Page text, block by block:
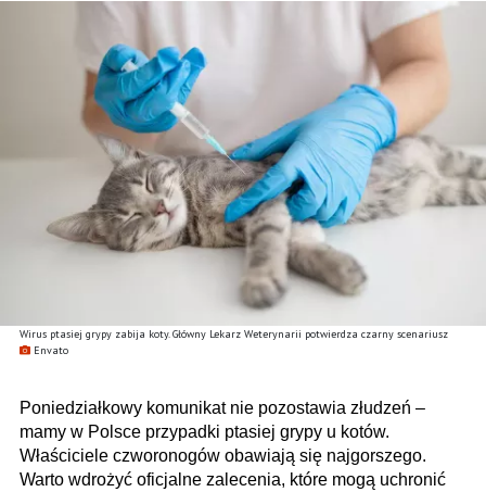
Wirus ptasiej grypy zabija koty. Główny Lekarz Weterynarii potwierdza czarny scenariusz
Envato
Poniedziałkowy komunikat nie pozostawia złudzeń –
mamy w Polsce przypadki ptasiej grypy u kotów.
Właściciele czworonogów obawiają się najgorszego.
Warto wdrożyć oficjalne zalecenia, które mogą uchronić